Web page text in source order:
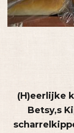
(H)eerlijke
Betsy,s